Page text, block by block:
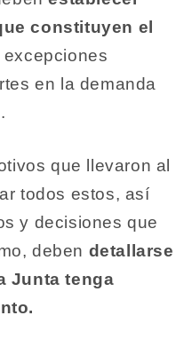
constituyen el
en la demanda
que llevaron al
todos estos, así
y decisiones que
deben detallarse
Junta tenga